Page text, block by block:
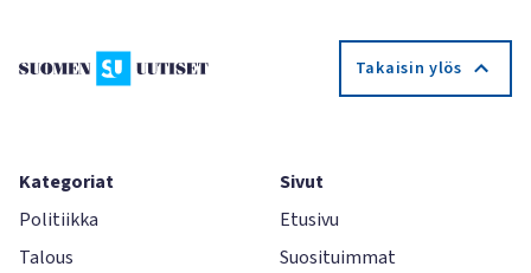
Takaisin ylös
Kategoriat
Politiikka
Talous
Sivut
Etusivu
Suosituimmat